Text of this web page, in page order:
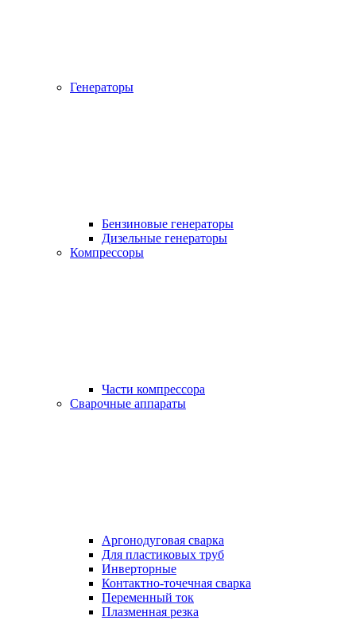
Генераторы
Бензиновые генераторы
Дизельные генераторы
Компрессоры
Части компрессора
Сварочные аппараты
Аргонодуговая сварка
Для пластиковых труб
Инверторные
Контактно-точечная сварка
Переменный ток
Плазменная резка